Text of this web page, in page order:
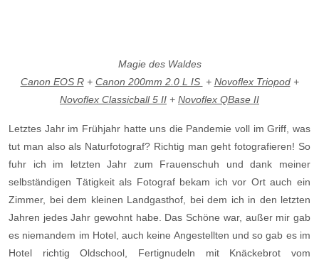
Magie des Waldes
Canon EOS R+ Canon 200mm 2.0L IS + Novoflex Triopod+
Novoflex Classicball 5 II + Novoflex QBase II
Letztes Jahr im Frühjahr hatte uns die Pandemie voll im Griff, was
tut man also als Naturfotograf? Richtig man geht fotografieren! So
fuhr ich im letzten Jahr zum Frauenschuh und dank meiner
selbständigen Tätigkeit als Fotograf bekam ich vor Ort auch ein
Zimmer, bei dem kleinen Landgasthof, bei dem ich in den letzten
Jahren jedes Jahr gewohnt habe. Das Schöne war, außer mir gab
es niemandem im Hotel, auch keine Angestellten und so gab es im
Hotel richtig Oldschool, Fertignudeln mit Knäckebrot vom